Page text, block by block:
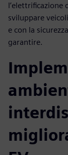
l’elettrificazione
sviluppare
e con la
garantire.